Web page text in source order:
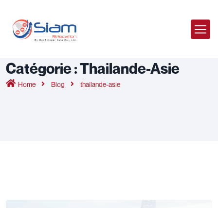
Catégorie :Thailande-Asie
Home Blog thailande-asie